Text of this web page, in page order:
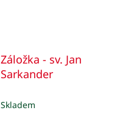
Záložka - sv. Jan
Sarkander
Skladem